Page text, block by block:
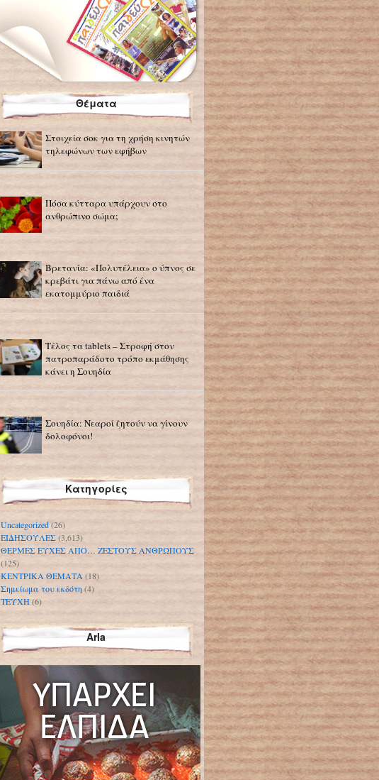
Θέματα
Στοιχεία σοκ για τη χρήση κινητών
τηλεφώνων των εφήβων
Πόσα κύτταρα υπάρχουν στο
ανθρώπινο σώμα;
Βρετανία: «Πολυτέλεια» ο ύπνος σε
κρεβάτι για πάνω από ένα
εκατομμύριο παιδιά
Τέλος τα tablets – Στροφή στον
πατροπαράδοτο τρόπο εκμάθησης
κάνει η Σουηδία
Σουηδία: Νεαροί ζητούν να γίνουν
δολοφόνοι!
Κατηγορίες
Uncategorized (26)
ΕΙΔΗΣΟΥΛΕΣ(3,613)
ΘΕΡΜΕΣ ΕΥΧΕΣ ΑΠΟ… ΖΕΣΤΟΥΣ ΑΝΘΡΩΠΟΥΣ
(125)
ΚΕΝΤΡΙΚΑ ΘΕΜΑΤΑ (18)
Σημείωμα του εκδότη(4)
ΤΕΥΧΗ(6)
Arla